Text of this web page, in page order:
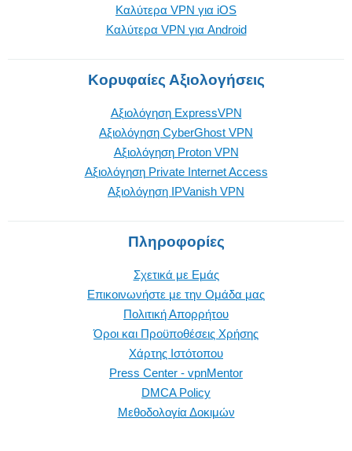
Καλύτερα VPN για iOS
Καλύτερα VPN για Android
Κορυφαίες Αξιολογήσεις
Αξιολόγηση ExpressVPN
Αξιολόγηση CyberGhost VPN
Αξιολόγηση Proton VPN
Αξιολόγηση Private Internet Access
Αξιολόγηση IPVanish VPN
Πληροφορίες
Σχετικά με Εμάς
Επικοινωνήστε με την Oμάδα μας
Πολιτική Απορρήτου
Όροι και Προϋποθέσεις Χρήσης
Χάρτης Ιστότοπου
Press Center - vpnMentor
DMCA Policy
Μεθοδολογία Δοκιμών